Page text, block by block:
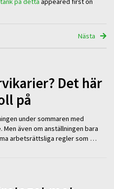
Nästa
Det här
på
under sommaren med
även om anställningen bara
arbetsrättsliga regler som …